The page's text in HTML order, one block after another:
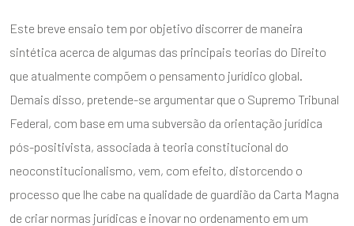
Este breve ensaio tem por objetivo discorrer de maneira
sintética acerca de algumas das principais teorias do Direito
que atualmente compõem o pensamento jurídico global.
Demais disso, pretende-se argumentar que o Supremo Tribunal
Federal, com base em uma subversão da orientação jurídica
pós-positivista, associada à teoria constitucional do
neoconstitucionalismo, vem, com efeito, distorcendo o
processo que lhe cabe na qualidade de guardião da Carta Magna
de criar normas jurídicas e inovar no ordenamento em um